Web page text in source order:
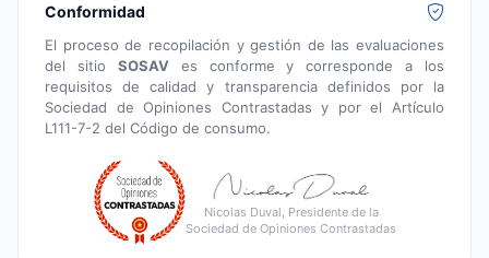
Conformidad
El proceso de recopilación y gestión de las evaluaciones
del sitio SOSAV es conforme y corresponde a los
requisitos de calidad y transparencia definidos por la
Sociedad de Opiniones Contrastadas y por el Artículo
L111-7-2 del Código de consumo.
Nicolas Duval, Presidente de la
Sociedad de Opiniones Contrastadas